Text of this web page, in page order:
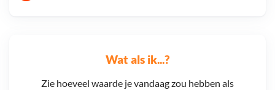
Wat als ik...?
Zie hoeveel waarde je vandaag zou hebben als